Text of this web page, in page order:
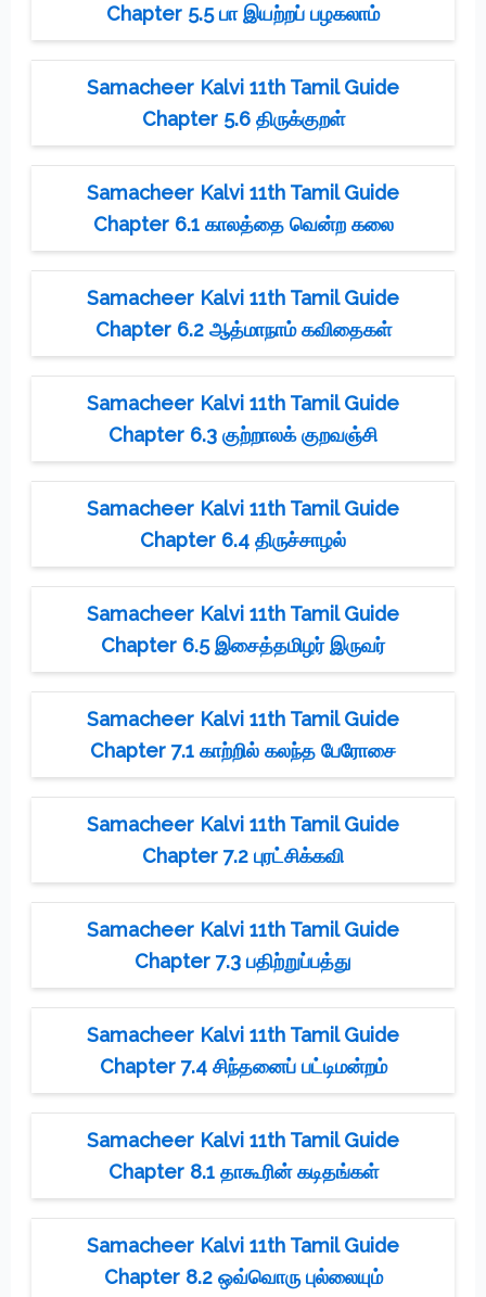
Chapter 5.5 பா இயற்றப் பழகலாம்
Samacheer Kalvi 11th Tamil Guide
Chapter 5.6 திருக்குறள்
Samacheer Kalvi 11th Tamil Guide
Chapter 6.1 காலத்தை வென்ற கலை
Samacheer Kalvi 11th Tamil Guide
Chapter 6.2 ஆத்மாநாம் கவிதைகள்
Samacheer Kalvi 11th Tamil Guide
Chapter 6.3 குற்றாலக் குறவஞ்சி
Samacheer Kalvi 11th Tamil Guide
Chapter 6.4 திருச்சாழல்
Samacheer Kalvi 11th Tamil Guide
Chapter 6.5 இசைத்தமிழர் இருவர்
Samacheer Kalvi 11th Tamil Guide
Chapter 7.1 காற்றில் கலந்த பேரோசை
Samacheer Kalvi 11th Tamil Guide
Chapter 7.2 புரட்சிக்கவி
Samacheer Kalvi 11th Tamil Guide
Chapter 7.3 பதிற்றுப்பத்து
Samacheer Kalvi 11th Tamil Guide
Chapter 7.4 சிந்தனைப் பட்டிமன்றம்
Samacheer Kalvi 11th Tamil Guide
Chapter 8.1 தாகூரின் கடிதங்கள்
Samacheer Kalvi 11th Tamil Guide
Chapter 8.2 ஒவ்வொரு புல்லையும்